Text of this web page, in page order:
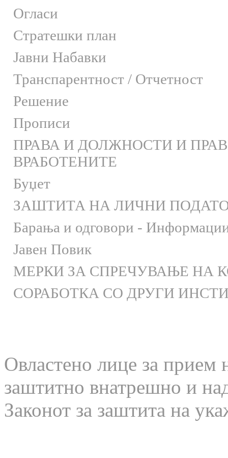
Огласи
Стратешки план
Јавни Набавки
Транспарентност / Отчетност
Решение
Прописи
ПРАВА И ДОЛЖНОСТИ И
ВРАБОТЕНИТЕ
Буџет
ЗАШТИТА НА ЛИЧНИ
Барања и одговори - Информации
Јавен Повик
МЕРКИ ЗА СПРЕЧУВАЊЕ НА
СОРАБОТКА СО ДРУГИ
Овластено лице за прием
заштитно внатрешно и
Законот за заштита на